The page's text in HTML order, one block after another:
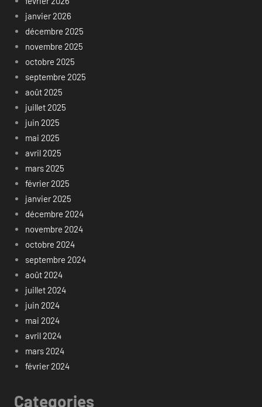
janvier 2026
décembre 2025
novembre 2025
octobre 2025
septembre 2025
août 2025
juillet 2025
juin 2025
mai 2025
avril 2025
mars 2025
février 2025
janvier 2025
décembre 2024
novembre 2024
octobre 2024
septembre 2024
août 2024
juillet 2024
juin 2024
mai 2024
avril 2024
mars 2024
février 2024
Categories